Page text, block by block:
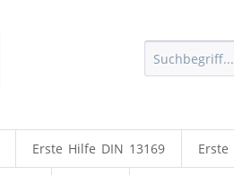
Erste Hilfe DIN 13169